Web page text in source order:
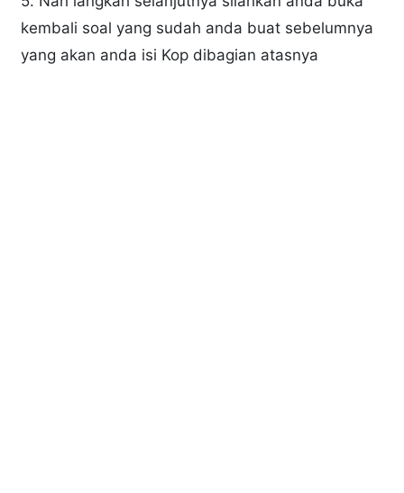
kembali soal yang sudah anda buat sebelumnya
yang akan anda isi Kop dibagian atasnya